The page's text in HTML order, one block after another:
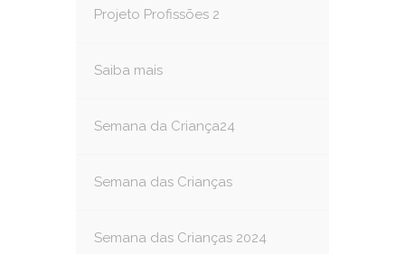
Projeto Profissões 2
Saiba mais
Semana da Criança24
Semana das Crianças
Semana das Crianças 2024